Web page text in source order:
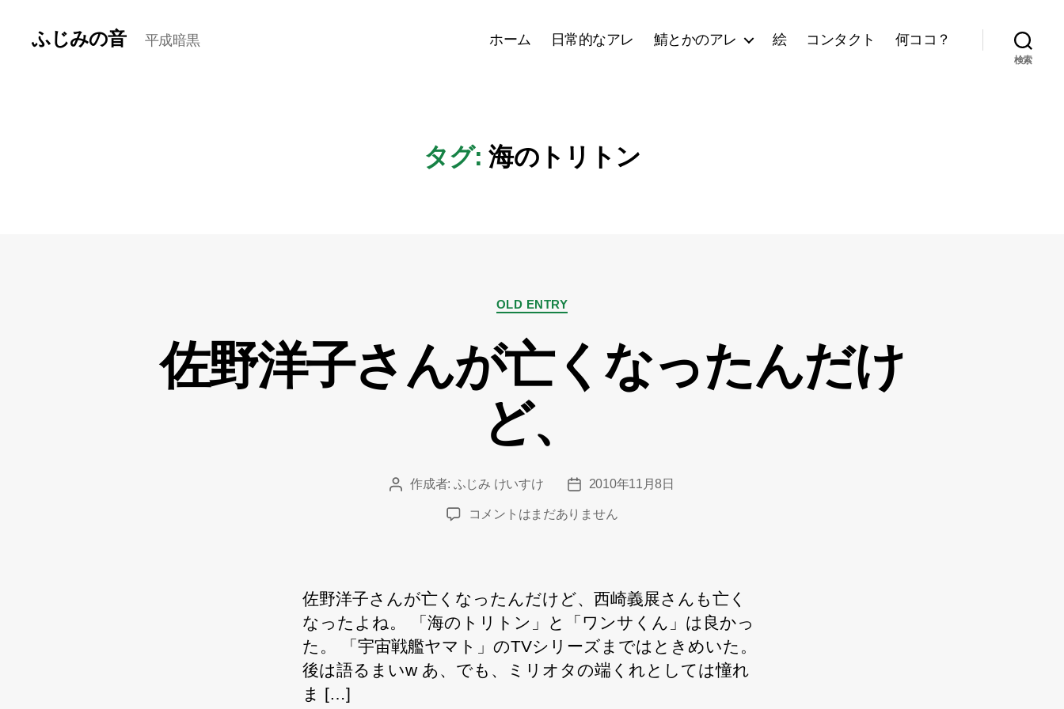
ふじみの音 平成暗黒 ホーム 日常的なアレ 鯖とかのアレ 絵 コンタクト 何ココ？
検索
タグ: 海のトリトン
カ
テ
リ
OLD ENTRY
佐野洋子さんが亡くなったんだけ
ど、
投 作成者: ふじみ けいすけ
投
日
2010年11月8日
佐
ん
が
亡
く
コメントはまだありません
佐野洋子さんが亡くなったんだけど、西崎義展さんも亡く
なったよね。 「海のトリトン」と「ワンサくん」は良かっ
た。 「宇宙戦艦ヤマト」のTVシリーズまではときめいた。
後は語るまいw あ、でも、ミリオタの端くれとしては憧れ
ま […]